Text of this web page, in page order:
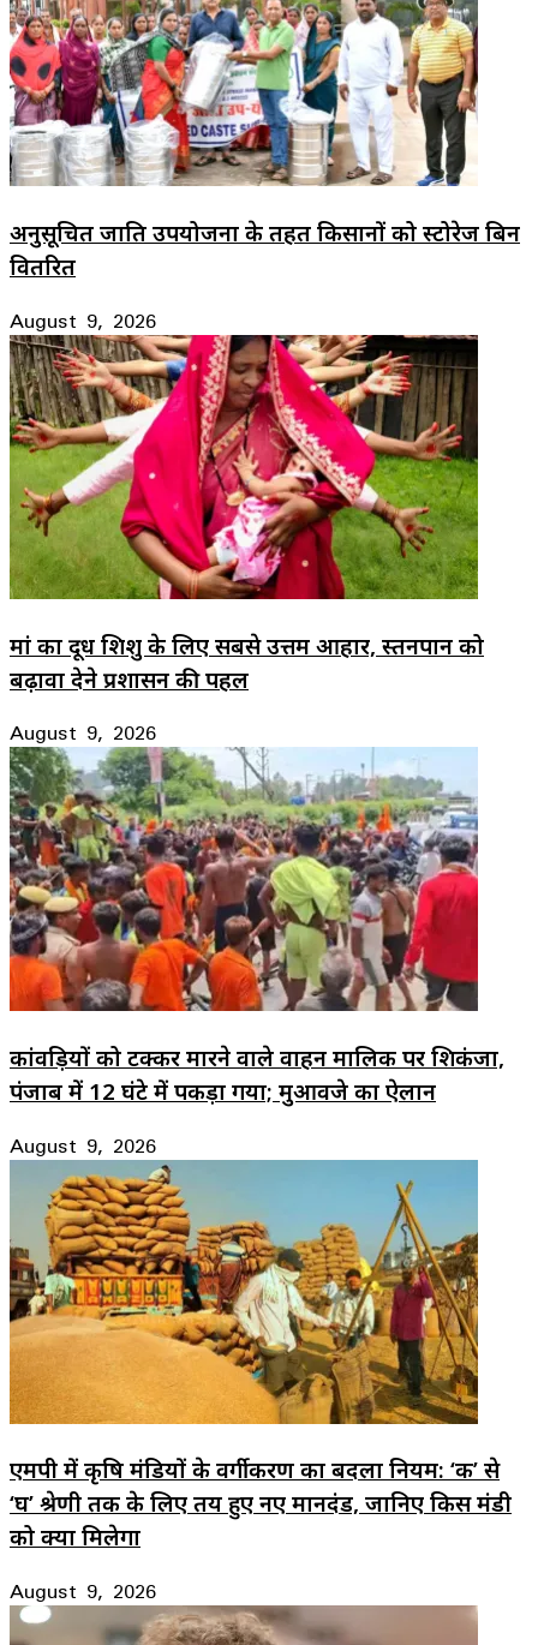
अनुसूचित जाति उपयोजना के तहत किसानों को स्टोरेज बिन
वितरित
August 9, 2026
मां का दूध शिशु के लिए सबसे उत्तम आहार, स्तनपान को
बढ़ावा देने प्रशासन की पहल
August 9, 2026
कांवड़ियों को टक्कर मारने वाले वाहन मालिक पर शिकंजा,
पंजाब में 12 घंटे में पकड़ा गया; मुआवजे का ऐलान
August 9, 2026
एमपी में कृषि मंडियों के वर्गीकरण का बदला नियम: ‘क’ से
‘घ’ श्रेणी तक के लिए तय हुए नए मानदंड, जानिए किस मंडी
को क्या मिलेगा
August 9, 2026